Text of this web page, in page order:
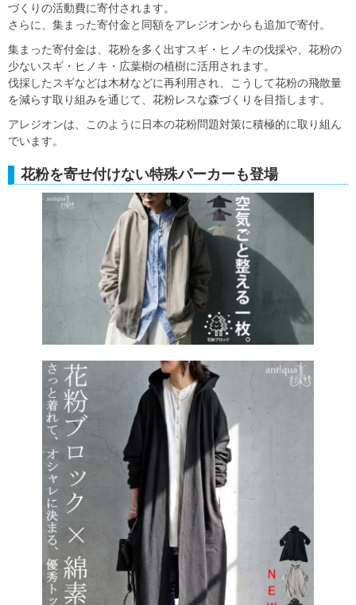
づくりの活動費に寄付されます。
さらに、集まった寄付金と同額をアレジオンからも追加で寄付。
集まった寄付金は、花粉を多く出すスギ・ヒノキの伐採や、花粉の
少ないスギ・ヒノキ・広葉樹の植樹に活用されます。
伐採したスギなどは木材などに再利用され、こうして花粉の飛散量
を減らす取り組みを通じて、花粉レスな森づくりを目指します。
アレジオンは、このように日本の花粉問題対策に積極的に取り組ん
でいます。
花粉を寄せ付けない特殊パーカーも登場